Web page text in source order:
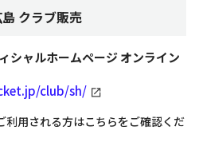
島 クラブ販売
シャルホームページ オンライン
club/sh/
利用される方はこちらをご確認くだ